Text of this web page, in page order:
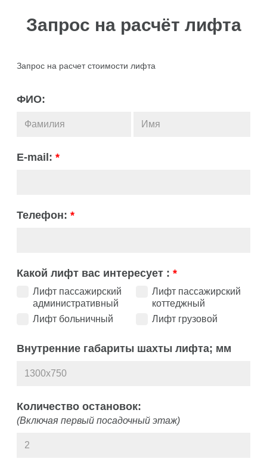
Запрос на расчёт лифта
Запрос на расчет стоимости лифта
ФИО:
E-mail: *
Телефон: *
Какой лифт вас интересует : *
Лифт пассажирский
административный
Лифт пассажирский
коттеджный
Лифт больничный
Лифт грузовой
Внутренние габариты шахты лифта; мм
Количество остановок:
(Включая первый посадочный этаж)